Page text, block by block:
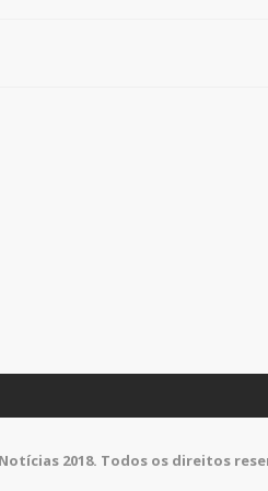
2018. Todos os direitos